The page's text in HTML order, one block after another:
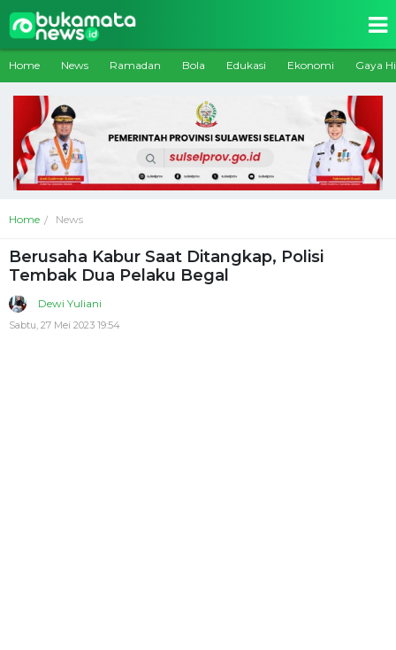
Home News Ramadan Bola Edukasi Ekonomi Gaya
Home News
Berusaha Kabur Saat Ditangkap, Polisi
Tembak Dua Pelaku Begal
Dewi Yuliani
Sabtu, 27 Mei 2023 19:54